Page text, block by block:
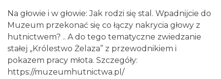
Na głowie i w głowie: Jak rodzi się stal. Wpadnijcie do
Muzeum przekonać się co łączy nakrycia głowy z
hutnictwem? .. A do tego tematyczne zwiedzanie
stałej „Królestwo Żelaza” z przewodnikiem i
pokazem pracy młota. Szczegóły:
https://muzeumhutnictwa.pl/